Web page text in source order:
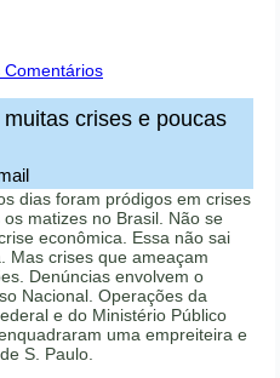
Comentários
crises e poucas
dias foram pródigos em crises
os matizes no Brasil. Não se
econômica. Essa não sai
Mas crises que ameaçam
Denúncias envolvem o
Nacional. Operações da
e do Ministério Público
uma empreiteira e
S. Paulo.